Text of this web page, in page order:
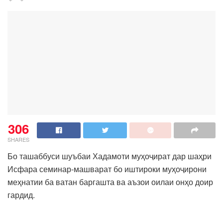
306
SHARES
Бо ташаббуси шуъбаи Хадамоти муҳоҷират дар шаҳри
Исфара семинар-машварат бо иштироки муҳоҷирони
меҳнатии ба ватан баргашта ва аъзои оилаи онҳо доир
гардид.